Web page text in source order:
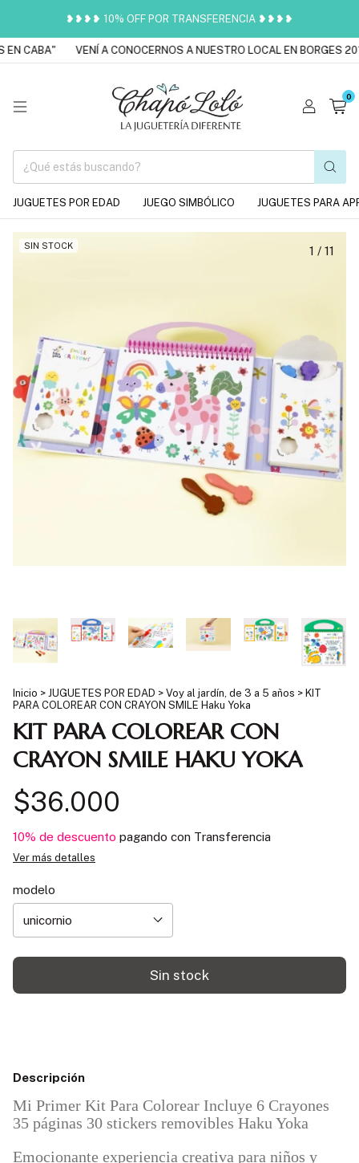
❥❥❥❥ 10% OFF POR TRANSFERENCIA ❥❥❥❥
CABA" VENÍ A CONOCERNOS A NUESTRO LOCAL EN BORGES
0
JUGUETES POR EDAD JUEGO SIMBÓLICO JUGUETES PARA
SIN STOCK 1 / 11
Inicio > JUGUETES POR EDAD > Voy al jardín, de 3 a 5 años > KIT
PARA COLOREAR CON CRAYON SMILE Haku Yoka
KIT PARA COLOREAR CON
CRAYON SMILE HAKU YOKA
$36.000
10% de descuento pagando con Transferencia
Ver más detalles
modelo
Descripción
Mi Primer Kit Para Colorear Incluye 6 Crayones
35 páginas 30 stickers removibles Haku Yoka
Emocionante experiencia creativa para niños y